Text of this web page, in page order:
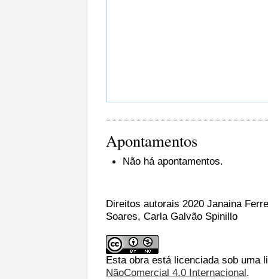
Apontamentos
Não há apontamentos.
Direitos autorais 2020 Janaina
Soares, Carla Galvão Spinillo
Esta obra está licenciada sob uma
NãoComercial 4.0 Internacional.